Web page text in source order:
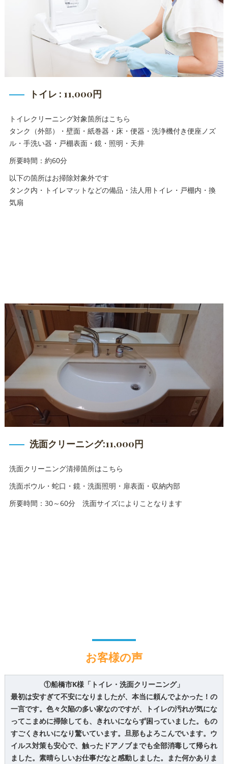
トイレ : 11,000円
トイレクリーニング対象箇所はこちら
タンク（外部）・壁面・紙巻器・床・便器・洗浄機付き便座ノズ
ル・手洗い器・戸棚表面・鏡・照明・天井
所要時間：約60分
以下の箇所はお掃除対象外です
タンク内・トイレマットなどの備品・法人用トイレ・戸棚内・換
気扇
洗面クリーニング:11,000円
洗面クリーニング清掃箇所はこちら
洗面ボウル・蛇口・鏡・洗面照明・扉表面・収納内部
所要時間：30～60分 洗面サイズによりことなります
お客様の声
①船橋市K様「トイレ・洗面クリーニング」
最初は安すぎて不安になりましたが、本当に頼んでよかった！の
一言です。色々欠陥の多い家なのですが、トイレの汚れが気にな
ってこまめに掃除しても、きれいにならず困っていました。もの
すごくきれいになり驚いています。旦那もよろこんでいます。ウ
イルス対策も安心で、触ったドアノブまでも全部消毒して帰られ
ました。素晴らしいお仕事だなと感動しました。また何かありま